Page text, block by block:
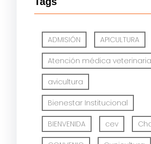
ADMISIÓN APICULTURA
Atención médica veterinaria
avicultura
Bienestar Institucional
BIENVENIDA cev